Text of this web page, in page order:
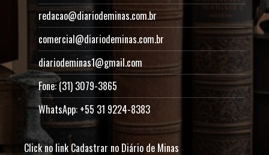
redacao@diariodeminas.com.br
comercial@diariodeminas.com.br
diariodeminas1@gmail.com
Fone: (31) 3079-3865
WhatsApp: +55 31 9224-8383
Click no link Cadastrar no Diário de Minas